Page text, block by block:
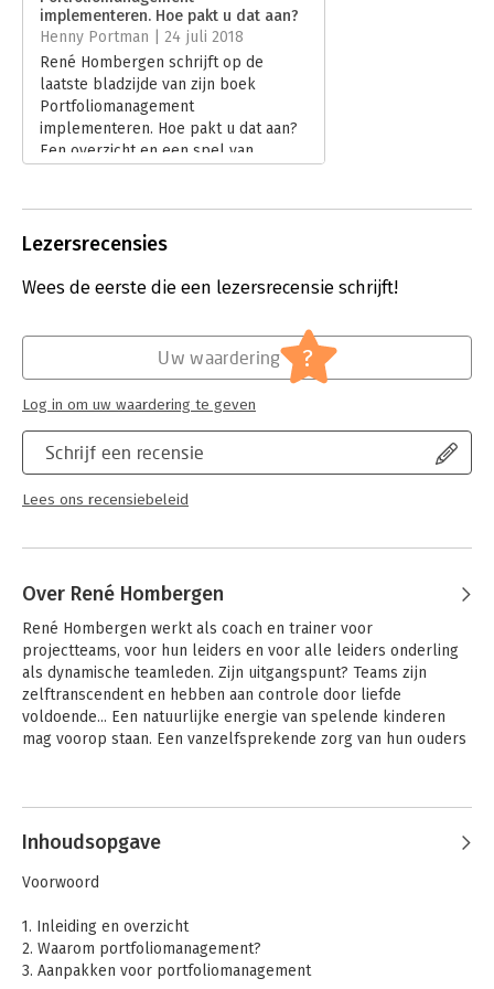
Hoofdrubriek:
Algemeen management
Vernieuwing managen
implementeren. Hoe pakt u dat aan?
Henny Portman | 24 juli 2018
René Hombergen schrijft op de
laatste bladzijde van zijn boek
Portfoliomanagement
implementeren. Hoe pakt u dat aan?
Een overzicht en een spel van
ik vind het geen goed boek. Zowel
op aan te merken.
Lezersrecensies
Wees de eerste die een lezersrecensie schrijft!
Schrijf een recensie
Lees ons recensiebeleid
Uw waardering ?
Log in om uw waardering te geven
Over René Hombergen
René Hombergen werkt als coach en trainer voor
projectteams, voor hun leiders en voor alle leiders onderling
als dynamische teamleden. Zijn uitgangspunt? Teams zijn
zelftranscendent en hebben aan controle door liefde
voldoende... Een natuurlijke energie van spelende kinderen
mag voorop staan. Een vanzelfsprekende zorg van hun ouders
Andere boeken door René
Hombergen
Inhoudsopgave
Voorwoord
1. Inleiding en overzicht
2. Waarom portfoliomanagement?
3. Aanpakken voor portfoliomanagement